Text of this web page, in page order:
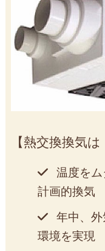
熱交換換気は
温度を
計画的換気
年中、
環境を実現